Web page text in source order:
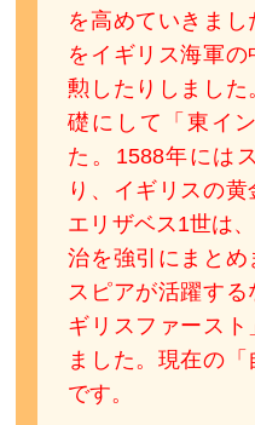
を高めていきま
をイギリス海軍
勲したりしまし
礎にして「東イ
た。1588年には
り、イギリスの黄
エリザベス1世は
治を強引にまとめ
スピアが活躍す
ギリスファースト
ました。現在の
です。